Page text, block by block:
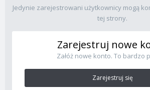
Jedynie zarejestrowani użytkownicy mogą
tej strony.
Zarejestruj nowe
Załóż nowe konto. To bardzo
Zarejestruj się